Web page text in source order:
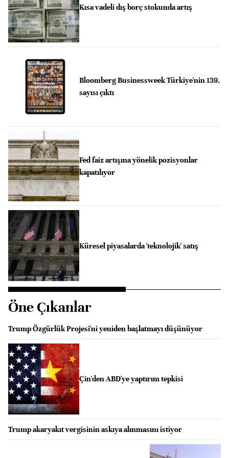
Kısa vadeli dış borç stokunda artış
Bloomberg Businessweek Türkiye'nin 139.
sayısı çıktı
Fed faiz artışına yönelik pozisyonlar
kapatılıyor
Küresel piyasalarda 'teknolojik' satış
Öne Çıkanlar
Trump Özgürlük Projesi'ni yeniden başlatmayı düşünüyor
Çin'den ABD'ye yaptırım tepkisi
Trump akaryakıt vergisinin askıya alınmasını istiyor